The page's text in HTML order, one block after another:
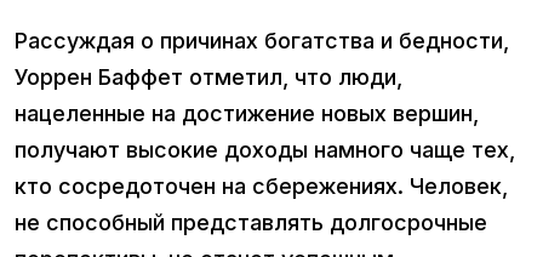
Рассуждая о причинах богатства и бедности,
Уоррен Баффет отметил, что люди,
нацеленные на достижение новых вершин,
получают высокие доходы намного чаще тех,
кто сосредоточен на сбережениях. Человек,
не способный представлять долгосрочные